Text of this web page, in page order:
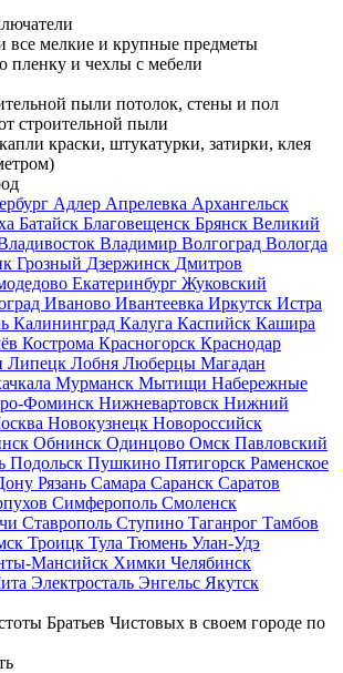
все мелкие и крупные предметы
и чехлы с мебели
пыли потолок, стены и пол
строительной пыли
краски, штукатурки, затирки, клея
Адлер Апрелевка Архангельск
Батайск Благовещенск Брянск Великий
Владимир Волгоград Вологда
Грозный Дзержинск Дмитров
Екатеринбург Жуковский
Иваново Ивантеевка Иркутск Истра
Калининград Калуга Каспийск Кашира
Кострома Красногорск Краснодар
Липецк Лобня Люберцы Магадан
Мурманск Мытищи Набережные
Фоминск Нижневартовск Нижний
Новокузнецк Новороссийск
Обнинск Одинцово Омск Павловский
Подольск Пушкино Пятигорск Раменское
Рязань Самара Саранск Саратов
Симферополь Смоленск
Ставрополь Ступино Таганрог Тамбов
Троицк Тула Тюмень Улан-Удэ
Мансийск Химки Челябинск
Электросталь Энгельс Якутск
Братьев Чистовых в своем городе по